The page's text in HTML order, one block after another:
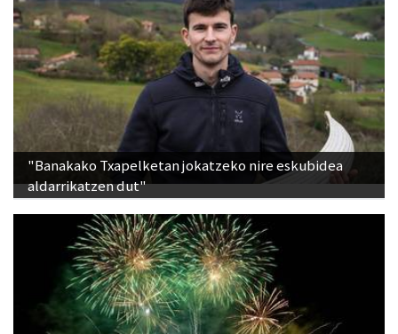
"Banakako Txapelketan jokatzeko nire eskubidea
aldarrikatzen dut"